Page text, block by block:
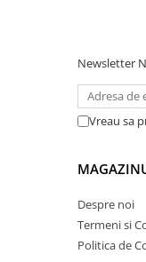
Newsletter
Vreau sa
Despre noi
Termeni si
Politica de